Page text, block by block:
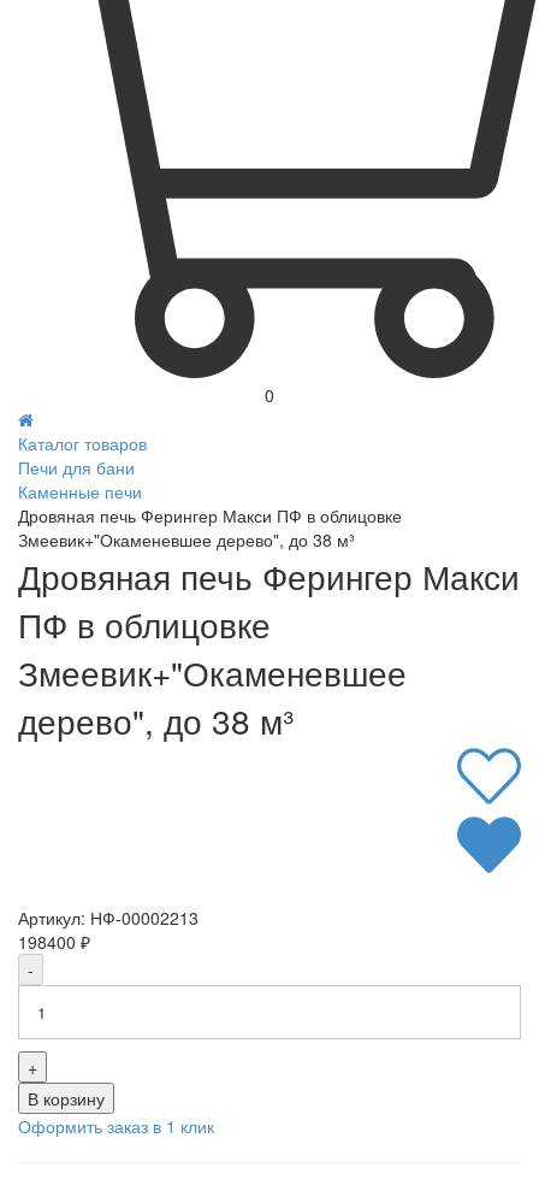
0
Каталог товаров
Печи для бани
Каменные печи
Дровяная печь Ферингер Макси ПФ в облицовке
Змеевик+"Окаменевшее дерево", до 38 м³
Дровяная печь Ферингер Макси
ПФ в облицовке
Змеевик+"Окаменевшее
дерево", до 38 м³
Артикул: НФ-00002213
198400 ₽
-
+
В корзину
Оформить заказ в 1 клик